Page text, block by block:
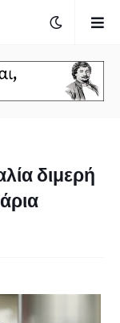
διμερή